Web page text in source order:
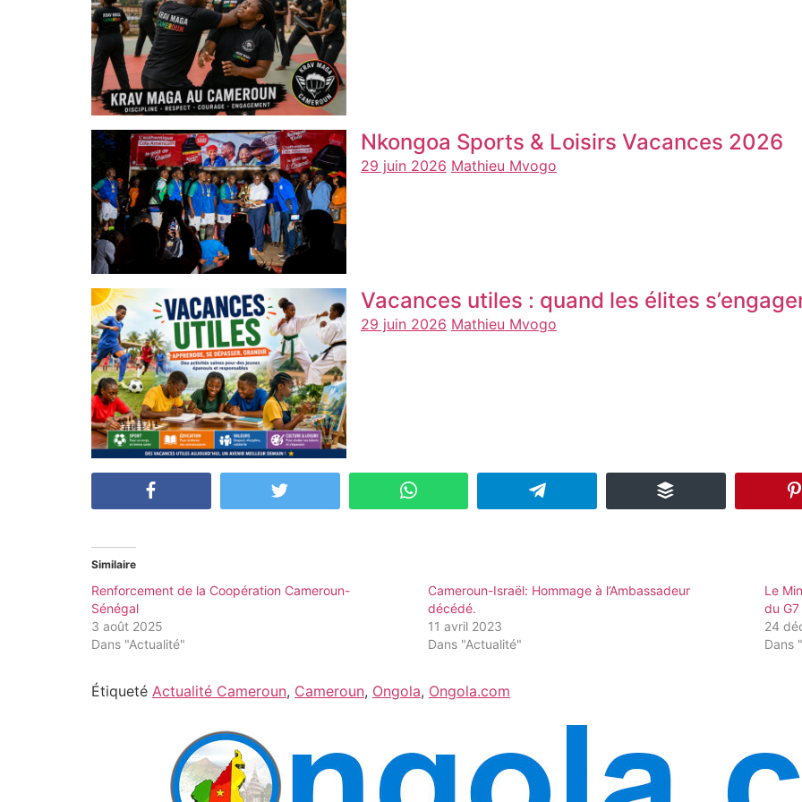
Nkongoa Sports & Loisirs Vacances 2026
29 juin 2026 Mathieu Mvogo
Vacances utiles : quand les élites
29 juin 2026 Mathieu Mvogo
Similaire
Renforcement de la Coopération Cameroun-
Sénégal
3 août 2025
Dans "Actualité"
Cameroun-Israël: Hommage à l’Ambassadeur
décédé.
11 avril 2023
Dans "Actualité"
Le
du G7
24
Dans
Étiqueté Actualité Cameroun, Cameroun, Ongola, Ongola.com